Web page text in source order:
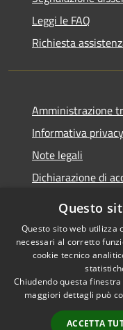
Leggi le FAQ
Richiesta
Amministrazione
Informativa privacy
Note legali
Dichiarazione di
RSS
Privacy
Cookie
Mappa del sito
Questo
Questo sito web utilizza
necessari al corretto
cookie tecnico
Chiudendo questa
maggiori dettagli può
ACCETTA